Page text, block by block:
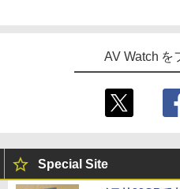
AV Watch を
Special Site